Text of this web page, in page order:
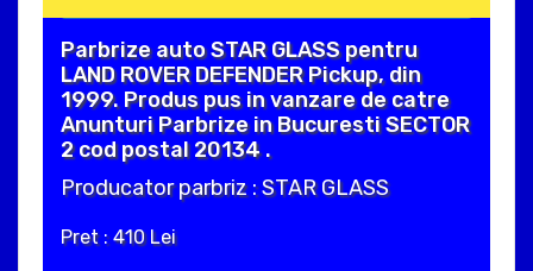
Parbrize auto STAR GLASS pentru
LAND ROVER DEFENDER Pickup, din
1999. Produs pus in vanzare de catre
Anunturi Parbrize in Bucuresti SECTOR
2 cod postal 20134 .
Producator parbriz : STAR GLASS
Pret : 410 Lei